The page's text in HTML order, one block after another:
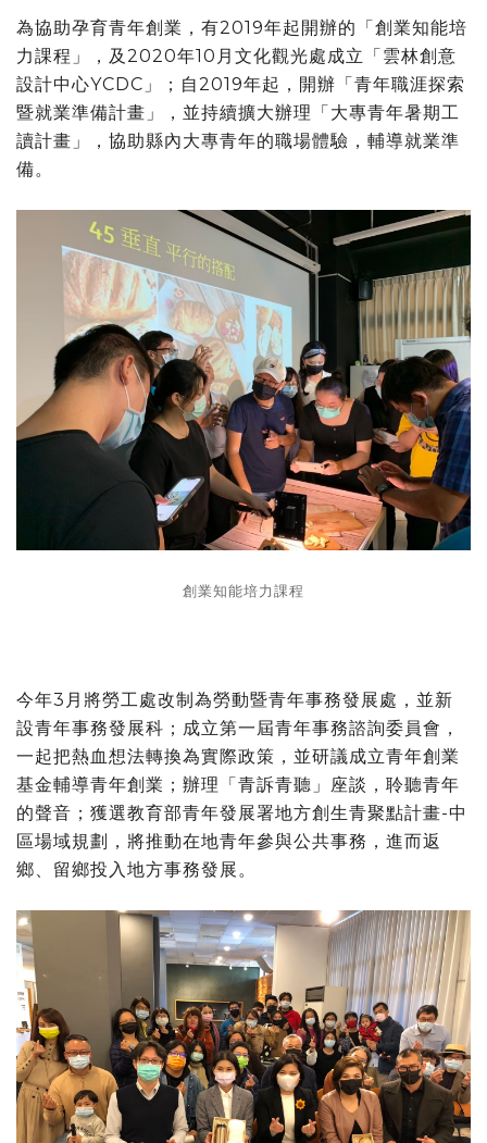
為協助孕育青年創業，有2019年起開辦的「創業知能培
力課程」，及2020年10月文化觀光處成立「雲林創意
設計中心YCDC」；自2019年起，開辦「青年職涯探索
暨就業準備計畫」，並持續擴大辦理「大專青年暑期工
讀計畫」，協助縣內大專青年的職場體驗，輔導就業準
備。
創業知能培力課程
今年3月將勞工處改制為勞動暨青年事務發展處，並新
設青年事務發展科；成立第一屆青年事務諮詢委員會，
一起把熱血想法轉換為實際政策，並研議成立青年創業
基金輔導青年創業；辦理「青訴青聽」座談，聆聽青年
的聲音；獲選教育部青年發展署地方創生青聚點計畫-中
區場域規劃，將推動在地青年參與公共事務，進而返
鄉、留鄉投入地方事務發展。